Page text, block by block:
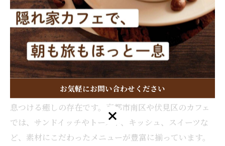
ィスプレイにも注目すると、よりカフェタイムが特別な
ものになります。自分の気分やシーンに合わせて、イン
テリア重視のカフェ選びを楽しみましょう。
カフェで味わう軽食が生む癒しの時間とは
カフェで提供される軽食は、忙しい日常の中でほっと一
息つける癒しの存在です。京都市南区や伏見区のカフェ
では、サンドイッチやトースト、キッシュ、スイーツな
ど、素材にこだわったメニューが豊富に揃っています。
お気軽にお問い合わせください
お気軽にお問い合わせください